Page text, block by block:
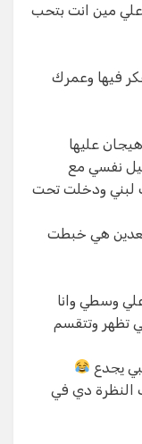
مين انت بتحب
فيها وعمرك
عليها
نفسي مع
لبني ودخلت تحت
هي خبطت
وسطي وانا
تظهر وتتقسم
يجدع
النظرة دي في